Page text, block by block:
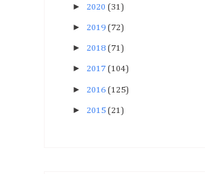
► 2020 (31)
► 2019 (72)
► 2018 (71)
► 2017 (104)
► 2016 (125)
► 2015 (21)